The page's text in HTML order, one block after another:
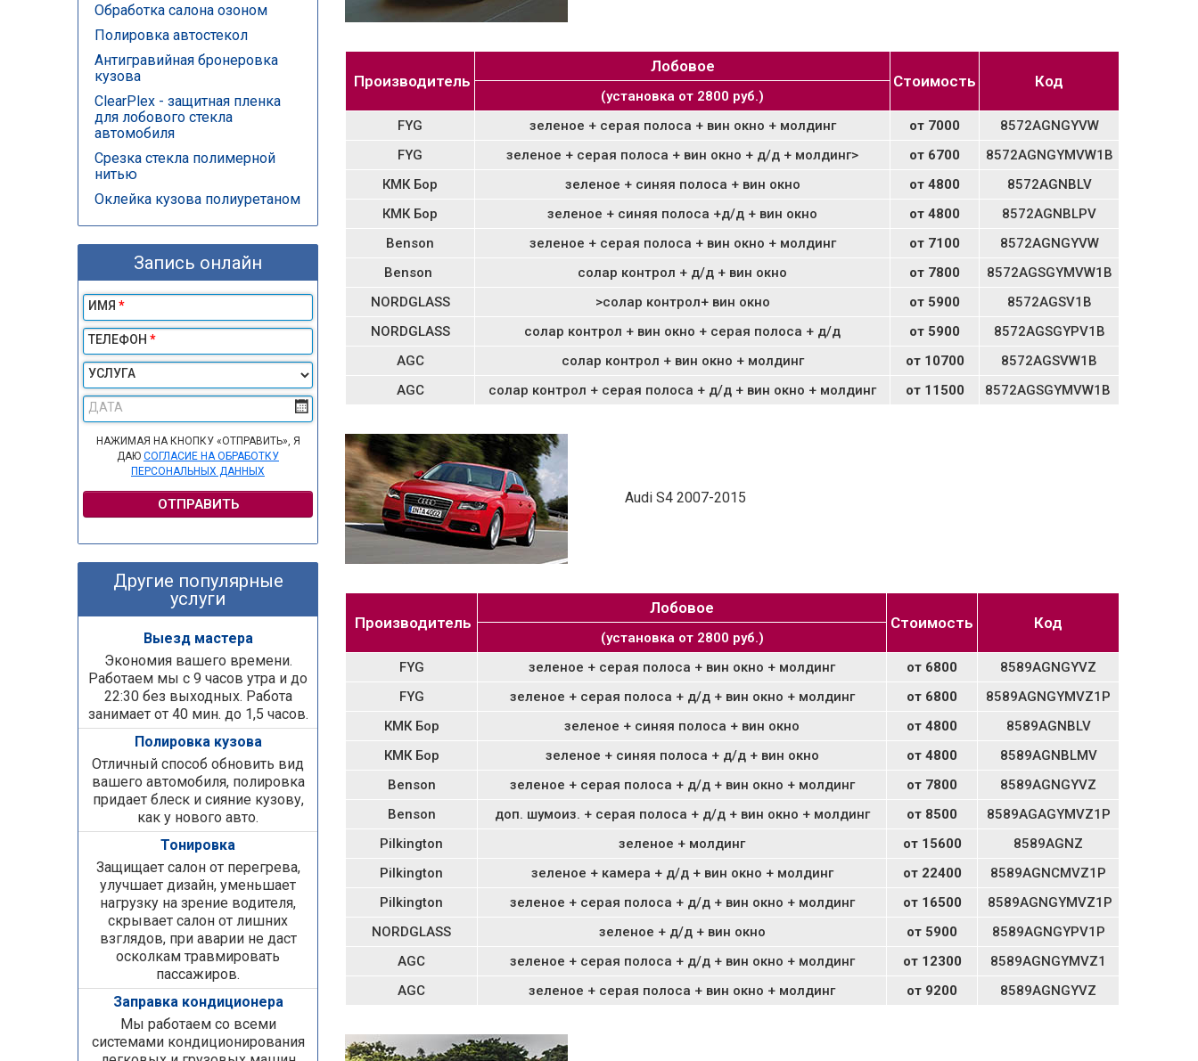
Обработка салона озоном
Полировка автостекол
Антигравийная бронеровка
кузова
ClearPlex - защитная пленка
для лобового стекла
автомобиля
Срезка стекла полимерной
нитью
Оклейка кузова полиуретаном
Запись онлайн
ИМЯ *
ТЕЛЕФОН *
УСЛУГА
ДАТА
НАЖИМАЯ НА КНОПКУ «ОТПРАВИТЬ», Я
ДАЮ СОГЛАСИЕ НА ОБРАБОТКУ
ПЕРСОНАЛЬНЫХ ДАННЫХ
ОТПРАВИТЬ
Другие популярные
услуги
Выезд мастера
Экономия вашего времени.
Работаем мы с 9 часов утра и до
22:30 без выходных. Работа
занимает от 40 мин. до 1,5 часов.
Полировка кузова
Отличный способ обновить вид
вашего автомобиля, полировка
придает блеск и сияние кузову,
как у нового авто.
Тонировка
Защищает салон от перегрева,
улучшает дизайн, уменьшает
нагрузку на зрение водителя,
скрывает салон от лишних
взглядов, при аварии не даст
осколкам травмировать
пассажиров.
Заправка кондиционера
Мы работаем со всеми
системами кондиционирования
Производитель
Лобовое
Стоимость
Код
(установка от 2800 руб.)
FYG
зеленое + серая полоса + вин окно + молдинг от 7000
8572AGNGYVW
FYG
зеленое + серая полоса + вин окно + д/д + молдинг> от 6700
8572AGNGYMVW1B
КМК Бор
зеленое + синяя полоса + вин окно от 4800
8572AGNBLV
КМК Бор
зеленое + синяя полоса +д/д + вин окно от 4800
8572AGNBLPV
Benson
зеленое + серая полоса + вин окно + молдинг от 7100
8572AGNGYVW
Benson
солар контрол + д/д + вин окно от 7800
8572AGSGYMVW1B
NORDGLASS
>солар контрол+ вин окно от 5900
8572AGSV1B
NORDGLASS
солар контрол + вин окно + серая полоса + д/д от 5900
8572AGSGYPV1B
AGC
солар контрол + вин окно + молдинг от 10700
8572AGSVW1B
AGC
солар контрол + серая полоса + д/д + вин окно + молдинг от 11500 8572AGSGYMVW1B
Audi S4 2007-2015
Производитель
Лобовое
Стоимость
Код
(установка от 2800 руб.)
FYG
зеленое + серая полоса + вин окно + молдинг от 6800
8589AGNGYVZ
FYG
зеленое + серая полоса + д/д + вин окно + молдинг от 6800
8589AGNGYMVZ1P
КМК Бор
зеленое + синяя полоса + вин окно от 4800
8589AGNBLV
КМК Бор
зеленое + синяя полоса + д/д + вин окно от 4800
8589AGNBLMV
Benson
зеленое + серая полоса + д/д + вин окно + молдинг от 7800
8589AGNGYVZ
Benson
доп. шумоиз. + серая полоса + д/д + вин окно + молдинг от 8500
8589AGAGYMVZ1P
Pilkington
зеленое + молдинг от 15600
8589AGNZ
Pilkington
зеленое + камера + д/д + вин окно + молдинг от 22400
8589AGNCMVZ1P
Pilkington
зеленое + серая полоса + д/д + вин окно + молдинг от 16500
8589AGNGYMVZ1P
NORDGLASS
зеленое + д/д + вин окно от 5900
8589AGNGYPV1P
AGC
зеленое + серая полоса + д/д + вин окно + молдинг от 12300
8589AGNGYMVZ1
AGC
зеленое + серая полоса + вин окно + молдинг от 9200 8589AGNGYVZ